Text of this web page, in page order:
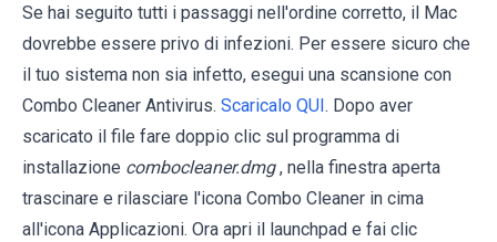
Se hai seguito tutti i passaggi nell'ordine corretto, il Mac
dovrebbe essere privo di infezioni. Per essere sicuro che
il tuo sistema non sia infetto, esegui una scansione con
Combo Cleaner Antivirus. Scaricalo QUI . Dopo aver
scaricato il file fare doppio clic sul programma di
installazione combocleaner.dmg , nella finestra aperta
trascinare e rilasciare l'icona Combo Cleaner in cima
all'icona Applicazioni. Ora apri il launchpad e fai clic